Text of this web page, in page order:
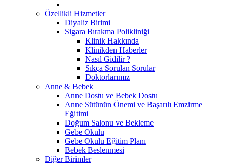
Özellikli Hizmetler
Diyaliz Birimi
Sigara Bırakma Polikliniği
Klinik Hakkında
Klinikden Haberler
Nasıl Gidilir ?
Sıkça Sorulan Sorular
Doktorlarımız
Anne & Bebek
Anne Dostu ve Bebek Dostu
Anne Sütünün Önemi ve Başarılı Emzirme
Eğitimi
Doğum Salonu ve Bekleme
Gebe Okulu
Gebe Okulu Eğitim Planı
Bebek Beslenmesi
Diğer Birimler